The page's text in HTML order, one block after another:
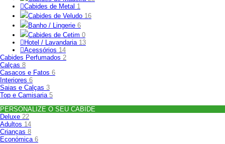
Cabides de Metal 1
Cabides de Veludo 16
Banho / Lingerie 6
Cabides de Cetim 0
Hotel / Lavandaria 13
Acessórios 14
Cabides Perfumados 2
Calças 8
Casacos e Fatos 6
Interiores 6
Saias e Calças 3
Top e Camisaria 5
PERSONALIZE O SEU CABIDE
Deluxe 22
Adultos 14
Crianças 8
Económica 6